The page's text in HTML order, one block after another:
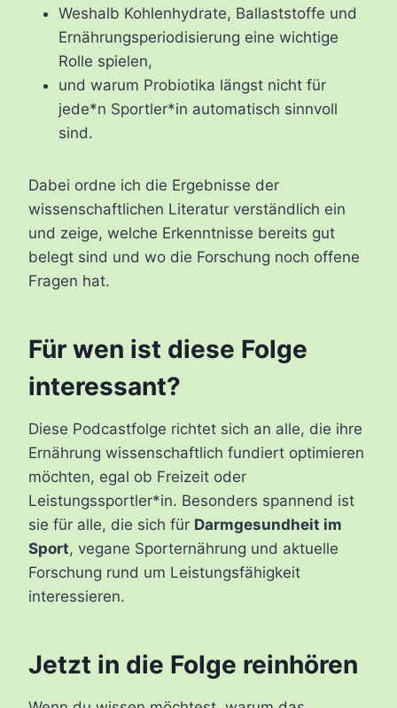
Weshalb Kohlenhydrate, Ballaststoffe und
Ernährungsperiodisierung eine wichtige
Rolle spielen,
und warum Probiotika längst nicht für
jede*n Sportler*in automatisch sinnvoll
sind.
Dabei ordne ich die Ergebnisse der
wissenschaftlichen Literatur verständlich ein
und zeige, welche Erkenntnisse bereits gut
belegt sind und wo die Forschung noch offene
Fragen hat.
Für wen ist diese Folge
interessant?
Diese Podcastfolge richtet sich an alle, die ihre
Ernährung wissenschaftlich fundiert optimieren
möchten, egal ob Freizeit oder
Leistungssportler*in. Besonders spannend ist
sie für alle, die sich für Darmgesundheit im
Sport, vegane Sporternährung und aktuelle
Forschung rund um Leistungsfähigkeit
interessieren.
Jetzt in die Folge reinhören